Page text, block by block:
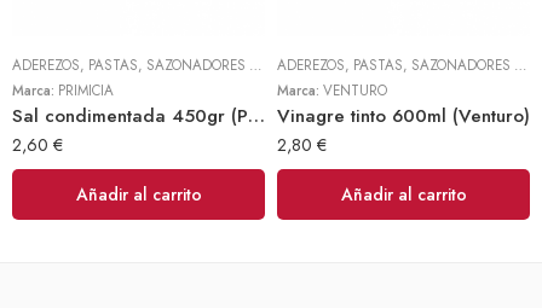
ADEREZOS, PASTAS, SAZONADORES Y CONDIMENTOS ,TODOS
Marca: PRIMICIA
Sal condimentada 450gr (Primicia)
2,60 €
Añadir al carrito
ADEREZOS, PASTAS, SAZONADORES Y CONDIMENTOS
Marca: VENTURO
Vinagre tinto 600ml (Venturo)
2,80 €
Añadir al carrito